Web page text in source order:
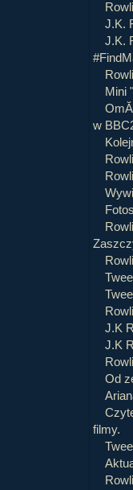
J.K.
J.K.
Mini
w
J.K
J.K
Od
filmy.